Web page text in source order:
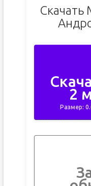
Скачать
2
Размер: